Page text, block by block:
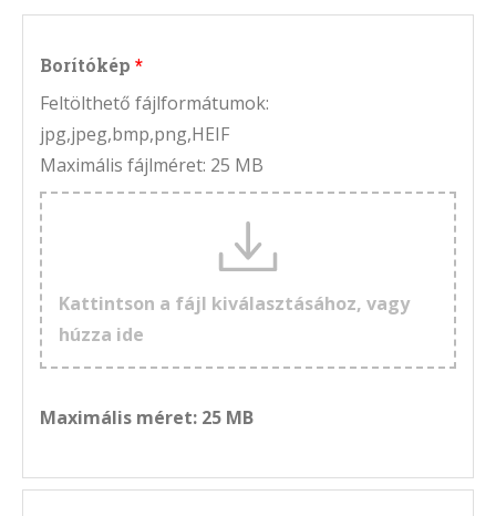
Borítókép
Feltölthető fájlformátumok:
jpg,jpeg,bmp,png,HEIF
Maximális fájlméret: 25 MB
Kattintson a fájl kiválasztásához, vagy
húzza ide
Maximális méret: 25 MB